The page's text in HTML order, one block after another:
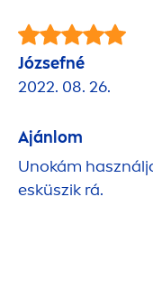
Józsefné
2022. 08. 26.
Ajánlom
Unokám
esküszik rá.